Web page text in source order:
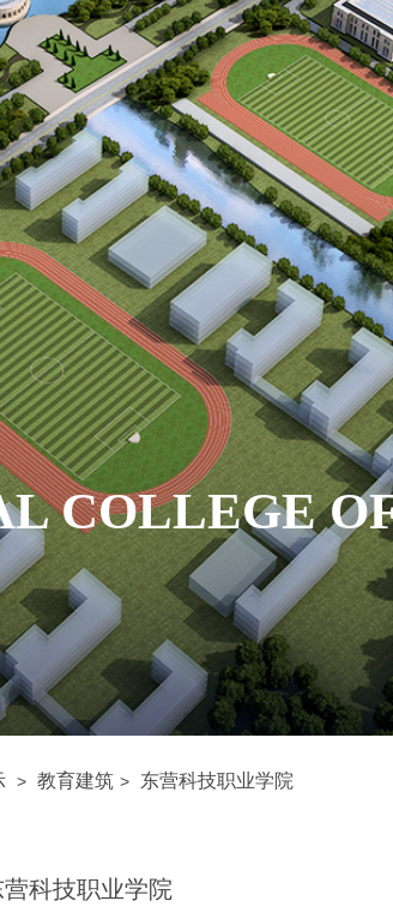
COLLEGE
> 教育建筑 > 东营科技职业学院
营科技职业学院